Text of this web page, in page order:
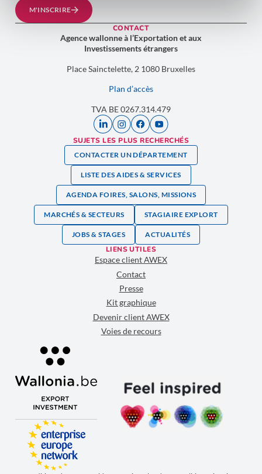
M'INSCRIRE
CONTACT
Agence wallonne à l’Exportation et aux
Investissements étrangers
Place Sainctelette, 2 1080 Bruxelles
Plan d’accès
TVA BE 0267.314.479
SUJETS LES PLUS RECHERCHÉS
CONTACTER UN DÉPARTEMENT
LISTE DES AIDES & SERVICES
AGENDA FOIRES, SALONS, MISSIONS
MARCHÉS & SECTEURS STAGIAIRE EXPLORT
JOBS & STAGES ACTUALITÉS
LIENS UTILES
Espace client AWEX
Contact
Presse
Kit graphique
Devenir client AWEX
Voies de recours